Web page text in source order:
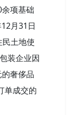
项基础
月31日
民土地使
装企业因
奢侈品
单成交的